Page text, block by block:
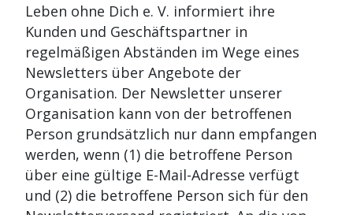
Leben ohne Dich e. V. informiert ihre
Kunden und Geschäftspartner in
regelmäßigen Abständen im Wege eines
Newsletters über Angebote der
Organisation. Der Newsletter unserer
Organisation kann von der betroffenen
Person grundsätzlich nur dann empfangen
werden, wenn (1) die betroffene Person
über eine gültige E-Mail-Adresse verfügt
und (2) die betroffene Person sich für den